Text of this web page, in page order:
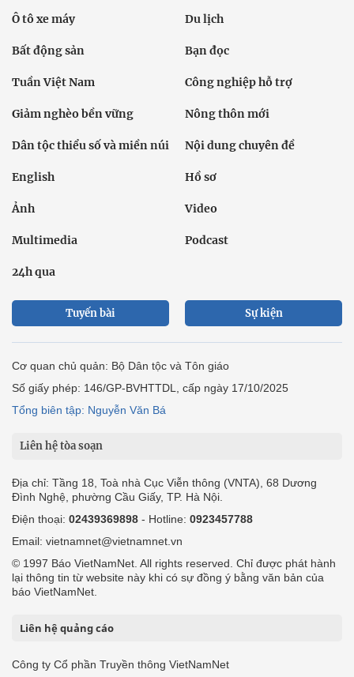
Ô tô xe máy Du lịch
Bất động sản Bạn đọc
Tuần Việt Nam Công nghiệp hỗ trợ
Giảm nghèo bền vững Nông thôn mới
Dân tộc thiểu số và miền núi Nội dung chuyên đề
English Hồ sơ
Ảnh Video
Multimedia Podcast
24h qua
Tuyến bài Sự kiện
Cơ quan chủ quản: Bộ Dân tộc và Tôn giáo
Số giấy phép: 146/GP-BVHTTDL, cấp ngày 17/10/2025
Tổng biên tập: Nguyễn Văn Bá
Liên hệ tòa soạn
Địa chỉ: Tầng 18, Toà nhà Cục Viễn thông (VNTA), 68 Dương
Đình Nghệ, phường Cầu Giấy, TP. Hà Nội.
Điện thoại: 02439369898 - Hotline: 0923457788
Email: vietnamnet@vietnamnet.vn
© 1997 Báo VietNamNet. All rights reserved. Chỉ được phát hành
lại thông tin từ website này khi có sự đồng ý bằng văn bản của
báo VietNamNet.
Liên hệ quảng cáo
Công ty Cổ phần Truyền thông VietNamNet